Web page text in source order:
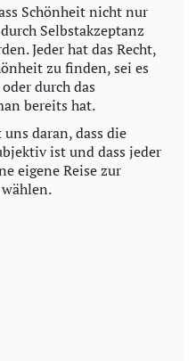
Schönheit nicht nur
Selbstakzeptanz
Jeder hat das Recht,
zu finden, sei es
durch das
bereits hat.
daran, dass die
ist und dass jeder
eigene Reise zur